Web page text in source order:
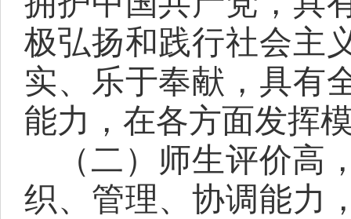
极弘扬和践行社会主
实、乐于奉献，具有
能力，在各方面发挥
（二）师生评价高
织、管理、协调能力